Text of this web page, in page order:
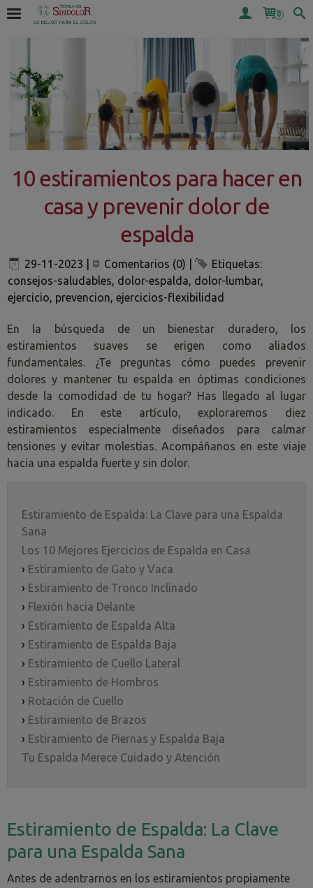
0
10 estiramientos para hacer en
casa y prevenir dolor de
espalda
29-11-2023 Comentarios (0)
Etiquetas:
consejos-saludables, dolor-espalda, dolor-lumbar,
ejercicio, prevencion, ejercicios-flexibilidad
En la búsqueda de un bienestar duradero, los
estiramientos suaves se erigen como aliados
fundamentales. ¿Te preguntas cómo puedes prevenir
dolores y mantener tu espalda en óptimas condiciones
desde la comodidad de tu hogar? Has llegado al lugar
indicado. En este artículo, exploraremos diez
estiramientos especialmente diseñados para calmar
tensiones y evitar molestias. Acompáñanos en este viaje
hacia una espalda fuerte y sin dolor.
Estiramiento de Espalda: La Clave para una Espalda
Sana
Los 10 Mejores Ejercicios de Espalda en Casa
› Estiramiento de Gato y Vaca
› Estiramiento de Tronco Inclinado
› Flexión hacia Delante
› Estiramiento de Espalda Alta
› Estiramiento de Espalda Baja
› Estiramiento de Cuello Lateral
› Estiramiento de Hombros
› Rotación de Cuello
› Estiramiento de Brazos
› Estiramiento de Piernas y Espalda Baja
Tu Espalda Merece Cuidado y Atención
Estiramiento de Espalda: La Clave
para una Espalda Sana
Antes de adentrarnos en los estiramientos propiamente